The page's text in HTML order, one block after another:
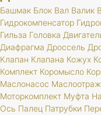
Башмак Блок Вал Валик
Гидрокомпенсатор
Гильза Головка
Диафрагма Дроссель
Клапан Клапана Кожух
Комплект Коромысло
Маслонасос
Моторкомплект Муфта
Ось Палец Патрубки